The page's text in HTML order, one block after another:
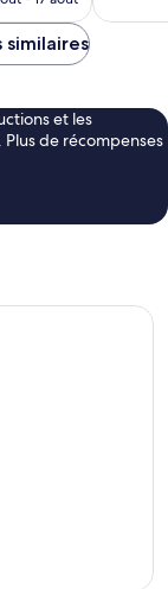
de
similaires
et les
de récompenses